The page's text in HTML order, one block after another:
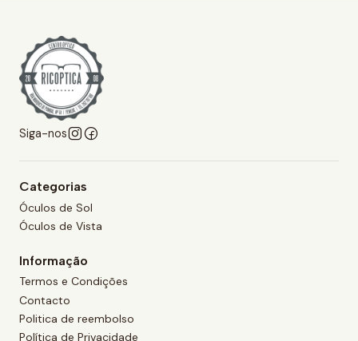
Siga-nos
Categorias
Óculos de Sol
Óculos de Vista
Informação
Termos e Condições
Contacto
Politica de reembolso
Política de Privacidade